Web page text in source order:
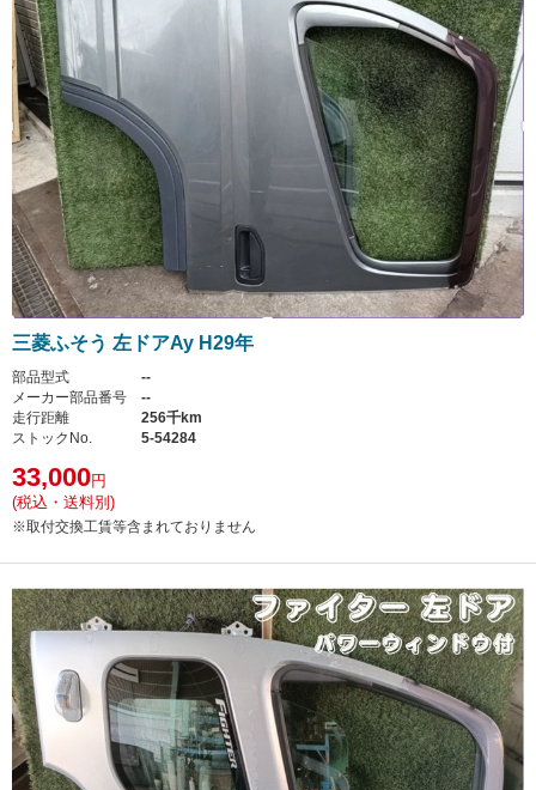
三菱ふそう 左ドアAy H29年
部品型式
--
メーカー部品番号
--
走行距離
256千km
ストックNo.
5-54284
33,000円
(税込・送料別)
※取付交換工賃等含まれておりません